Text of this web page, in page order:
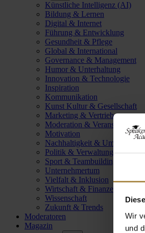
Wir
und
Künstliche Intelligenz (AI)
Bildung & Lernen
Digital & Internet
Führung & Entwicklung
Gesundheit & Pflege
Global & International
Governance & Management
Humor & Unterhaltung
Innovation & Technologie
Inspiration
Kommunikation
Kunst Kultur & Gesellschaft
Marketing & Vertrieb
Moderation &
Motivation
Nachhaltigkeit & Umwelt
Politik & Verwaltung
Sport & Teambuilding
Unternehmertum
Vielfalt & Inklusion
Wirtschaft & Finanzen
Wissenschaft
Zukunft & Trends
Moderatoren
Magazin